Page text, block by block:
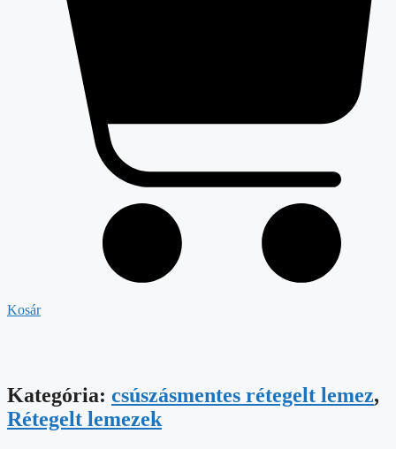
Kosár
Kategória: csúszásmentes rétegelt lemez,
Rétegelt lemezek